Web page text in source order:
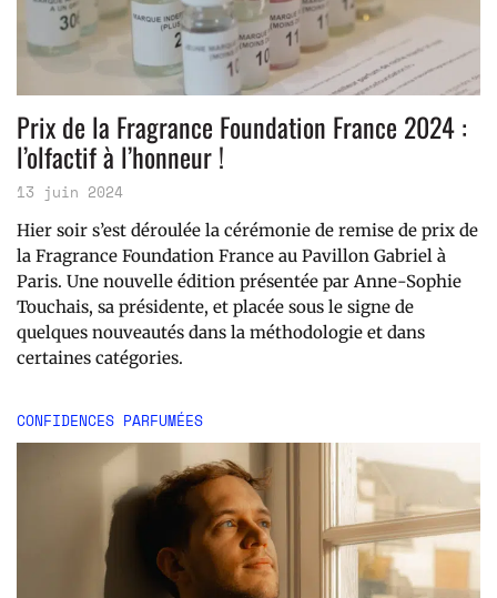
Prix de la Fragrance Foundation France 2024 :
l’olfactif à l’honneur !
13 juin 2024
Hier soir s’est déroulée la cérémonie de remise de prix de
la Fragrance Foundation France au Pavillon Gabriel à
Paris. Une nouvelle édition présentée par Anne-Sophie
Touchais, sa présidente, et placée sous le signe de
quelques nouveautés dans la méthodologie et dans
certaines catégories.
CONFIDENCES PARFUMÉES